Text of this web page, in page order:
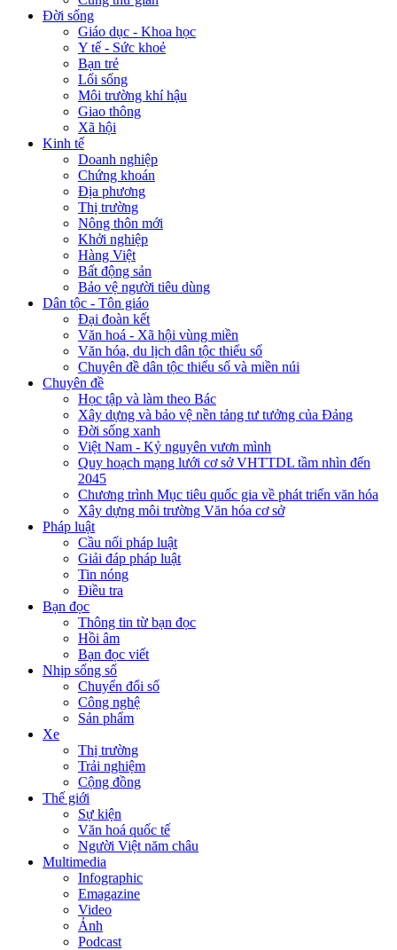
Đời sống
Giáo dục - Khoa học
Y tế - Sức khoẻ
Bạn trẻ
Lối sống
Môi trường khí hậu
Giao thông
Xã hội
Kinh tế
Doanh nghiệp
Chứng khoán
Địa phương
Thị trường
Nông thôn mới
Khởi nghiệp
Hàng Việt
Bất động sản
Bảo vệ người tiêu dùng
Dân tộc - Tôn giáo
Đại đoàn kết
Văn hoá - Xã hội vùng miền
Văn hóa, du lịch dân tộc thiểu số
Chuyên đề dân tộc thiểu số và miền núi
Chuyên đề
Học tập và làm theo Bác
Xây dựng và bảo vệ nền tảng tư tưởng của Đảng
Đời sống xanh
Việt Nam - Kỷ nguyên vươn mình
Quy hoạch mạng lưới cơ sở VHTTDL tầm nhìn đến
2045
Chương trình Mục tiêu quốc gia về phát triển văn hóa
Xây dựng môi trường Văn hóa cơ sở
Pháp luật
Cầu nối pháp luật
Giải đáp pháp luật
Tin nóng
Điều tra
Bạn đọc
Thông tin từ bạn đọc
Hồi âm
Bạn đọc viết
Nhịp sống số
Chuyển đổi số
Công nghệ
Sản phẩm
Xe
Thị trường
Trải nghiệm
Cộng đồng
Thế giới
Sự kiện
Văn hoá quốc tế
Người Việt năm châu
Multimedia
Infographic
Emagazine
Video
Ảnh
Podcast